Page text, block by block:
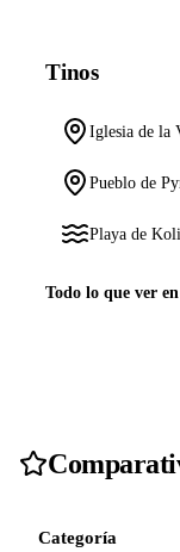
Tinos
Iglesia de la
Pueblo de
Playa de
Todo lo que ver
Categoría